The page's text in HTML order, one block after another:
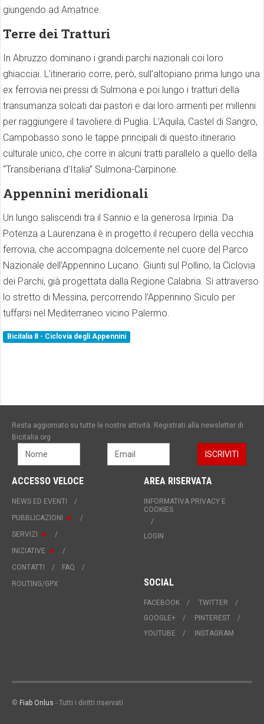
giungendo ad Amatrice.
Terre dei Tratturi
In Abruzzo dominano i grandi parchi nazionali coi loro
ghiacciai. L’itinerario corre, però, sull’altopiano prima lungo una
ex ferrovia nei pressi di Sulmona e poi lungo i tratturi della
transumanza solcati dai pastori e dai loro armenti per millenni
per raggiungere il tavoliere di Puglia. L’Aquila, Castel di Sangro,
Campobasso sono le tappe principali di questo itinerario
culturale unico, che corre in alcuni tratti parallelo a quello della
“Transiberiana d’Italia” Sulmona-Carpinone.
Appennini meridionali
Un lungo saliscendi tra il Sannio e la generosa Irpinia. Da
Potenza a Laurenzana è in progetto il recupero della vecchia
ferrovia, che accompagna dolcemente nel cuore del Parco
Nazionale dell’Appennino Lucano. Giunti sul Pollino, la Ciclovia
dei Parchi, già progettata dalla Regione Calabria. Si attraverso
lo stretto di Messina, percorrendo l’Appennino Siculo per
tuffarsi nel Mediterraneo vicino Palermo.
Bicitalia 8 - Ciclovia degli Appennini
Resta aggiornato su tutte le nostre attività. Registrati alla newsletter di
Bicitalia.org
ACCESSO VELOCE
NEWS ED EVENTI
PUBBLICAZIONI
SERVIZI
INIZIATIVE
CONTATTI
FAQ
ROUTING/GPX
AREA RISERVATA
INFORMATIVA PRIVACY E
COOKIES
LOGIN
SOCIAL
FACEBOOK
TWITTER
GOOGLE+
PINTEREST
YOUTUBE
INSTAGRAM
© Fiab Onlus - Tutti i diritti riservati